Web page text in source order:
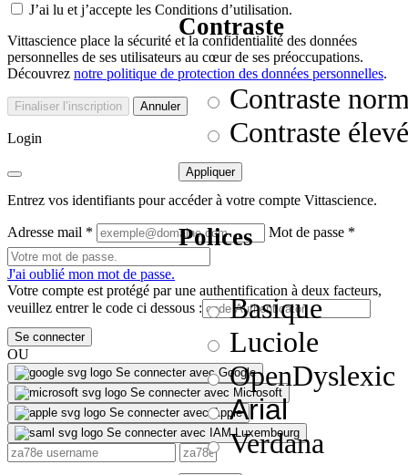
J’ai lu et j’accepte les Conditions d’utilisation.
Vittascience place la sécurité et la confidentialité des données
personnelles de ses utilisateurs au cœur de ses préoccupations.
Découvrez notre politique de protection des données personnelles.
Finaliser l’inscription Annuler
Login
Entrez vos identifiants pour accéder à votre compte Vittascience.
Adresse mail * Mot de passe *
J'ai oublié mon mot de passe.
Votre compte est protégé par une authentification à deux facteurs,
veuillez entrer le code ci dessous :
Se connecter
OU
Se connecter avec Google
Se connecter avec Microsoft
Se connecter avec Apple
Se connecter avec IAM Luxembourg
Contraste
Contraste
Contraste élevé
Appliquer
Polices
Basique
Luciole
OpenDyslexic
Arial
Verdana